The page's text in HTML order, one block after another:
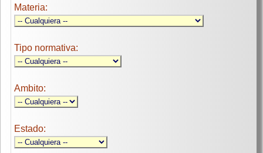
Materia:
Tipo normativa:
Ambito:
Estado: